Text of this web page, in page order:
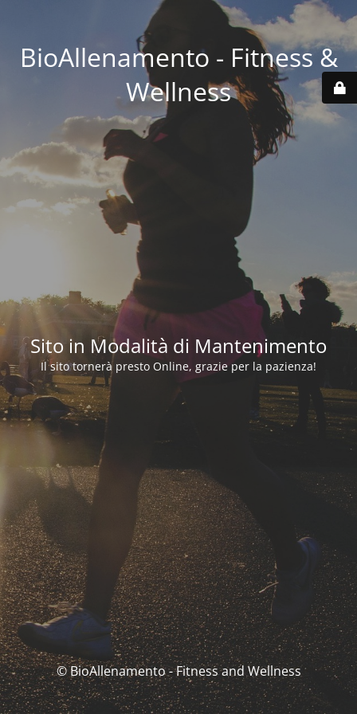
BioAllenamento - Fitness &
Wellness
Sito in Modalità di Mantenimento
Il sito tornerà presto Online, grazie per la pazienza!
© BioAllenamento - Fitness and Wellness